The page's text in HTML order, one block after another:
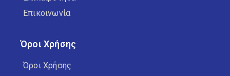
Επικοινωνία
Όροι Χρήσης
Όροι Χρήσης